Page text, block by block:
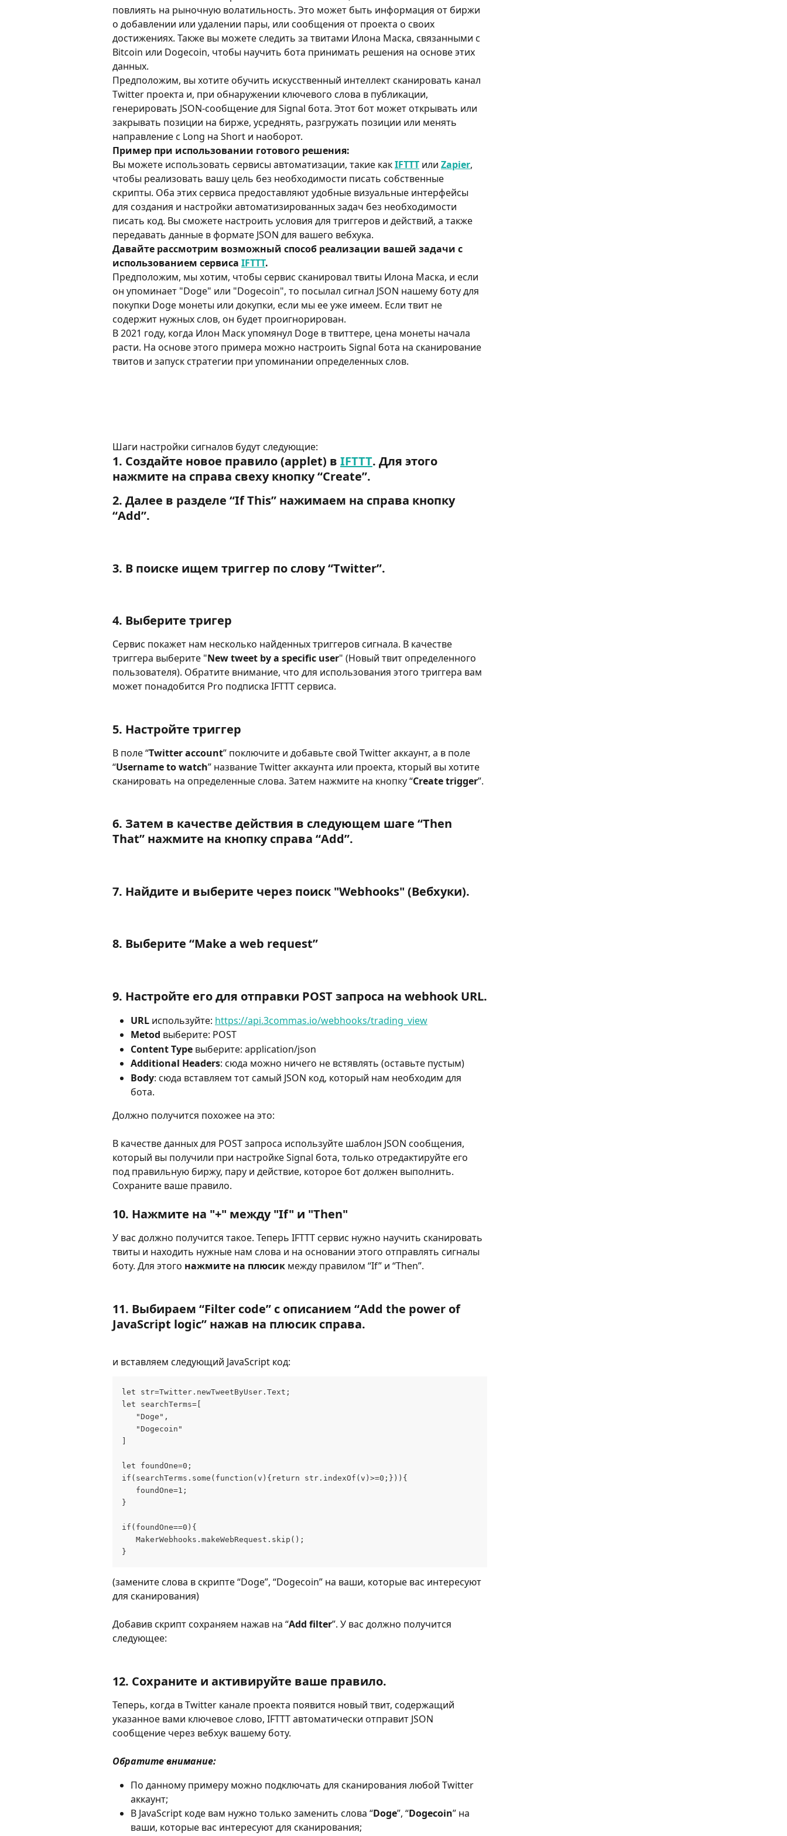
повлиять на рыночную волатильность. Это может быть информация от биржи
о добавлении или удалении пары, или сообщения от проекта о своих
достижениях. Также вы можете следить за твитами Илона Маска, связанными с
Bitcoin или Dogecoin, чтобы научить бота принимать решения на основе этих
данных.
Предположим, вы хотите обучить искусственный интеллект сканировать канал
Twitter проекта и, при обнаружении ключевого слова в публикации,
генерировать JSON-сообщение для Signal бота. Этот бот может открывать или
закрывать позиции на бирже, усреднять, разгружать позиции или менять
направление с Long на Short и наоборот.
Пример при использовании готового решения:
Вы можете использовать сервисы автоматизации, такие как IFTTT или Zapier,
чтобы реализовать вашу цель без необходимости писать собственные
скрипты. Оба этих сервиса предоставляют удобные визуальные интерфейсы
для создания и настройки автоматизированных задач без необходимости
писать код. Вы сможете настроить условия для триггеров и действий, а также
передавать данные в формате JSON для вашего вебхука.
Давайте рассмотрим возможный способ реализации вашей задачи с
использованием сервиса IFTTT.
Предположим, мы хотим, чтобы сервис сканировал твиты Илона Маска, и если
он упоминает "Doge" или "Dogecoin", то посылал сигнал JSON нашему боту для
покупки Doge монеты или докупки, если мы ее уже имеем. Если твит не
содержит нужных слов, он будет проигнорирован.
В 2021 году, когда Илон Маск упомянул Doge в твиттере, цена монеты начала
расти. На основе этого примера можно настроить Signal бота на сканирование
твитов и запуск стратегии при упоминании определенных слов.
Шаги настройки сигналов будут следующие:
1. Создайте новое правило (applet) в IFTTT. Для этого
нажмите на справа свеху кнопку “Create”.
2. Далее в разделе “If This” нажимаем на справа кнопку
“Add”.
3. В поиске ищем триггер по слову “Twitter”.
4. Выберите тригер
Сервис покажет нам несколько найденных триггеров сигнала. В качестве
триггера выберите "New tweet by a specific user" (Новый твит определенного
пользователя). Обратите внимание, что для использования этого триггера вам
может понадобится Pro подписка IFTTT сервиса.
5. Настройте триггер
В поле “Twitter account” поключите и добавьте свой Twitter аккаунт, а в поле
“Username to watch” название Twitter аккаунта или проекта, кторый вы хотите
сканировать на определенные слова. Затем нажмите на кнопку “Create trigger”.
6. Затем в качестве действия в следующем шаге “Then
That” нажмите на кнопку справа “Add”.
7. Найдите и выберите через поиск "Webhooks" (Вебхуки).
8. Выберите “Make a web request”
9. Настройте его для отправки POST запроса на webhook URL.
URL используйте: https://api.3commas.io/webhooks/trading_view
Metod выберите: POST
Content Type выберите: application/json
Additional Headers: сюда можно ничего не встявлять (оставьте пустым)
Body: сюда вставляем тот самый JSON код, который нам необходим для
бота.
Должно получится похожее на это:
В качестве данных для POST запроса используйте шаблон JSON сообщения,
который вы получили при настройке Signal бота, только отредактируйте его
под правильную биржу, пару и действие, которое бот должен выполнить.
Сохраните ваше правило.
10. Нажмите на "+" между "If" и "Then"
У вас должно получится такое. Теперь IFTTT сервис нужно научить сканировать
твиты и находить нужные нам слова и на основании этого отправлять сигналы
боту. Для этого нажмите на плюсик между правилом “If” и “Then”.
11. Выбираем “Filter code” с описанием “Add the power of
JavaScript logic” нажав на плюсик справа.
и вставляем следующий JavaScript код:
let str=Twitter.newTweetByUser.Text;
let searchTerms=[
   "Doge",
   "Dogecoin"
let foundOne=0;
if(searchTerms.some(function(v){return str.indexOf(v)>=0;})){
   foundOne=1;
}
if(foundOne==0){
   MakerWebhooks.makeWebRequest.skip();
}
(замените слова в скрипте “Doge”, “Dogecoin” на ваши, которые вас интересуют
для сканирования)
Добавив скрипт сохраняем нажав на “Add filter”. У вас должно получится
следующее:
12. Сохраните и активируйте ваше правило.
Теперь, когда в Twitter канале проекта появится новый твит, содержащий
указанное вами ключевое слово, IFTTT автоматически отправит JSON
сообщение через вебхук вашему боту.
Обратите внимание:
По данному примеру можно подключать для сканирования любой Twitter
аккаунт;
В JavaScript коде вам нужно только заменить слова “Doge”, “Dogecoin” на
ваши, которые вас интересуют для сканирования;